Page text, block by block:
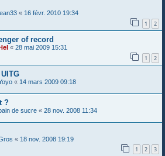
« 16 févr. 2010 19:34
1 2
of record
« 28 mai 2009 15:31
1 2
« 14 mars 2009 09:18
?
de sucre « 28 nov. 2008 11:34
« 18 nov. 2008 19:19
1 2 3